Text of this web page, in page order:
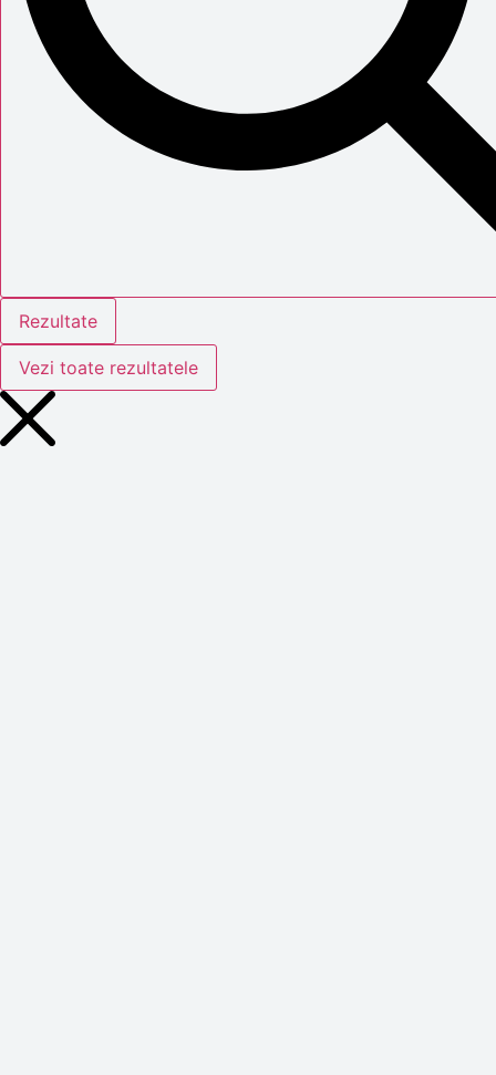
Rezultate
Vezi toate rezultatele